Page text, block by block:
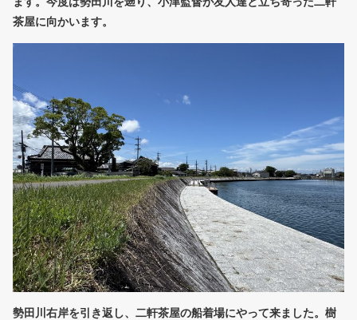
茶屋に向かいます。
勢田川右岸を引き返し、二軒茶屋の船着場にやって来ました。樹